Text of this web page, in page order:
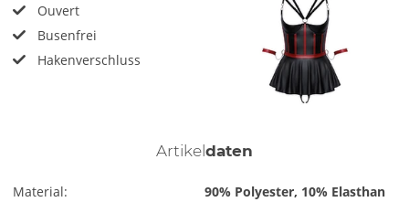
Ouvert
Busenfrei
Hakenverschluss
Artikel daten
Material:
90% Polyester, 10% Elasthan